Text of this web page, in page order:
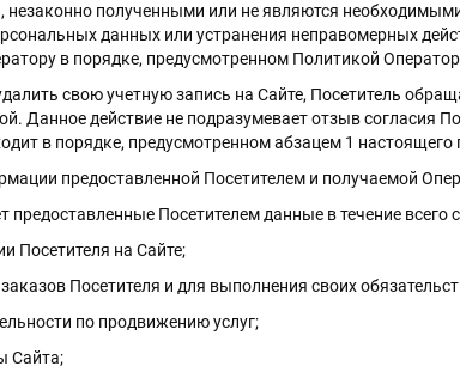
полученными или не являются
данных или устранения неправомерных
в порядке, предусмотренном Политикой
свою учетную запись на Сайте, Посетитель
Данное действие не подразумевает отзыв согласия
в порядке, предусмотренном абзацем 1 настоящего
предоставленной Посетителем и получаемой
предоставленные Посетителем данные в течение всего
Посетителя на Сайте;
Посетителя и для выполнения своих
по продвижению услуг;
Сайта;